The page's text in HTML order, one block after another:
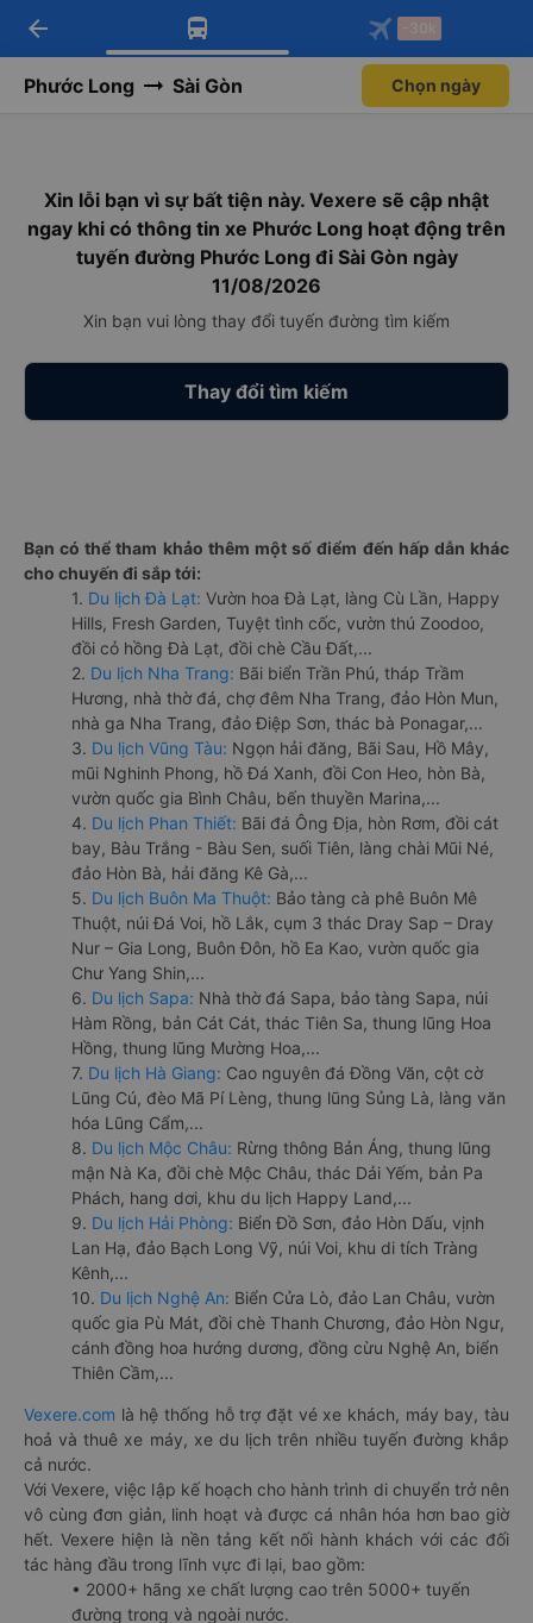
Tải app Vexere ngay!
Nhận ưu đãi thành viên độc
Mở app
Tải app Vexere
-30k/ghế khi đặt vé máy bay qua
Mở app
arrow_back -30k
Phước Long Sài Gòn Chọn ngày
Xin lỗi bạn vì sự bất tiện này. Vexere sẽ cập nhật
ngay khi có thông tin xe Phước Long hoạt động trên
tuyến đường Phước Long đi Sài Gòn ngày
11/08/2026
Xin bạn vui lòng thay đổi tuyến đường tìm kiếm
Thay đổi tìm kiếm
Bạn có thể tham khảo thêm một số điểm đến hấp dẫn khác
cho chuyến đi sắp tới:
1. Du lịch Đà Lạt: Vườn hoa Đà Lạt, làng Cù Lần, Happy
Hills, Fresh Garden, Tuyệt tình cốc, vườn thú Zoodoo,
đồi cỏ hồng Đà Lạt, đồi chè Cầu Đất,...
2. Du lịch Nha Trang: Bãi biển Trần Phú, tháp Trầm
Hương, nhà thờ đá, chợ đêm Nha Trang, đảo Hòn Mun,
nhà ga Nha Trang, đảo Điệp Sơn, thác bà Ponagar,...
3. Du lịch Vũng Tàu: Ngọn hải đăng, Bãi Sau, Hồ Mây,
mũi Nghinh Phong, hồ Đá Xanh, đồi Con Heo, hòn Bà,
vườn quốc gia Bình Châu, bến thuyền Marina,...
4. Du lịch Phan Thiết: Bãi đá Ông Địa, hòn Rơm, đồi cát
bay, Bàu Trắng - Bàu Sen, suối Tiên, làng chài Mũi Né,
đảo Hòn Bà, hải đăng Kê Gà,...
5. Du lịch Buôn Ma Thuột: Bảo tàng cà phê Buôn Mê
Thuột, núi Đá Voi, hồ Lắk, cụm 3 thác Dray Sap – Dray
Nur – Gia Long, Buôn Đôn, hồ Ea Kao, vườn quốc gia
Chư Yang Shin,...
6. Du lịch Sapa: Nhà thờ đá Sapa, bảo tàng Sapa, núi
Hàm Rồng, bản Cát Cát, thác Tiên Sa, thung lũng Hoa
Hồng, thung lũng Mường Hoa,...
7. Du lịch Hà Giang: Cao nguyên đá Đồng Văn, cột cờ
Lũng Cú, đèo Mã Pí Lèng, thung lũng Sủng Là, làng văn
hóa Lũng Cẩm,...
8. Du lịch Mộc Châu: Rừng thông Bản Áng, thung lũng
mận Nà Ka, đồi chè Mộc Châu, thác Dải Yếm, bản Pa
Phách, hang dơi, khu du lịch Happy Land,...
9. Du lịch Hải Phòng: Biển Đồ Sơn, đảo Hòn Dấu, vịnh
Lan Hạ, đảo Bạch Long Vỹ, núi Voi, khu di tích Tràng
Kênh,...
10. Du lịch Nghệ An: Biển Cửa Lò, đảo Lan Châu, vườn
quốc gia Pù Mát, đồi chè Thanh Chương, đảo Hòn Ngư,
cánh đồng hoa hướng dương, đồng cừu Nghệ An, biển
Thiên Cầm,...
Vexere.com là hệ thống hỗ trợ đặt vé xe khách, máy bay, tàu
hoả và thuê xe máy, xe du lịch trên nhiều tuyến đường khắp
cả nước.
Với Vexere, việc lập kế hoạch cho hành trình di chuyển trở nên
vô cùng đơn giản, linh hoạt và được cá nhân hóa hơn bao giờ
hết. Vexere hiện là nền tảng kết nối hành khách với các đối
tác hàng đầu trong lĩnh vực đi lại, bao gồm:
• 2000+ hãng xe chất lượng cao trên 5000+ tuyến
đường trong và ngoài nước.